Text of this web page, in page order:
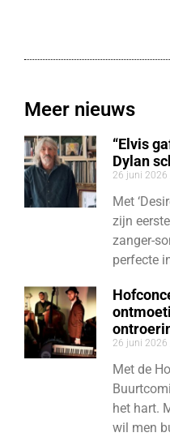
Meer nieuws
“Elvis
Dylan
26 juni 2026
Met
zijn
zanger-
perfecte
26 juni 2026
Met de
het hart.
wil men